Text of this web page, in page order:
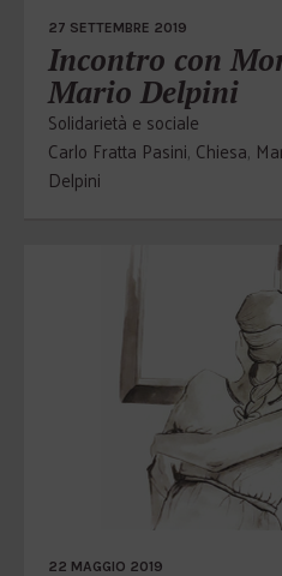
27 SETTEMBRE 2019
Incontro con
Mario Delpini
Solidarietà e sociale
Carlo Fratta Pasini, Chiesa,
Delpini
22 MAGGIO 2019